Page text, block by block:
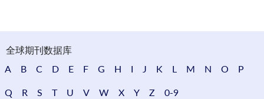
全球期刊数据库
A
B C D E F G H I J K L M N O P
Q R S T U V W X Y Z 0-9